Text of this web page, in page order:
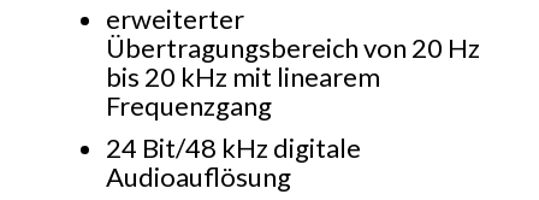
erweiterter
Übertragungsbereich von 20 Hz
bis 20 kHz mit linearem
Frequenzgang
24 Bit/48 kHz digitale
Audioauflösung